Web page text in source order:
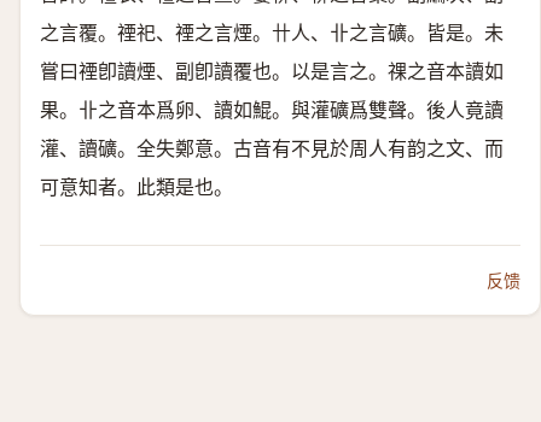
之言覆。禋祀、禋之言煙。卄人、卝之言礦。皆是。未
嘗曰禋卽讀煙、副卽讀覆也。以是言之。祼之音本讀如
果。卝之音本爲卵、讀如鯤。與灌礦爲雙聲。後人竟讀
灌、讀礦。全失鄭意。古音有不見於周人有韵之文、而
可意知者。此類是也。
反馈